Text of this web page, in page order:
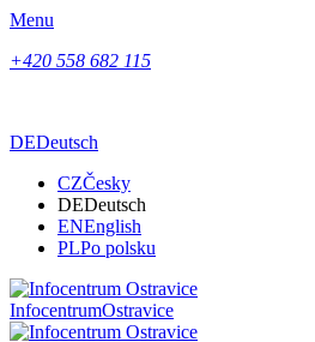
Menu
+420 558 682 115
DEDeutsch
CZČesky
DEDeutsch
ENEnglish
PLPo polsku
InfocentrumOstravice